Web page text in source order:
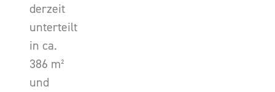
derzeit
unterteilt
in ca.
386 m²
und